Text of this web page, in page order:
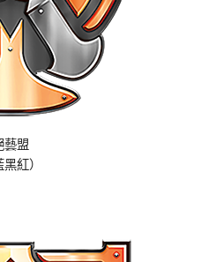
藝盟
黑紅）